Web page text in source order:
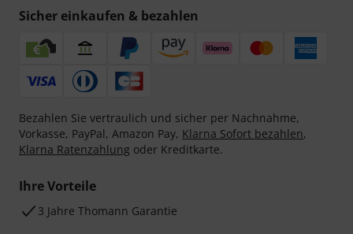
Sicher einkaufen & bezahlen
Bezahlen Sie vertraulich und sicher per Nachnahme,
Vorkasse, PayPal, Amazon Pay, Klarna Sofort bezahlen,
Klarna Ratenzahlung oder Kreditkarte.
Ihre Vorteile
3 Jahre Thomann Garantie